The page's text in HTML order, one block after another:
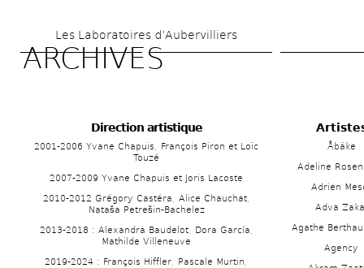
to
main
Les Laboratoires d’Aubervilliers
ARCHIVES
Direction artistique
2001-2006 Yvane Chapuis, François Piron et Loïc
Touzé
2007-2009 Yvane Chapuis et Joris Lacoste
2010-2012 Grégory Castéra, Alice Chauchat,
Nataša Petrešin-Bachelez
2013-2018 : Alexandra Baudelot, Dora García,
Mathilde Villeneuve
2019-2024 : François Hiffler, Pascale Murtin,
Åbäke
Adeline
Adrien
Adva
Agathe
Agency